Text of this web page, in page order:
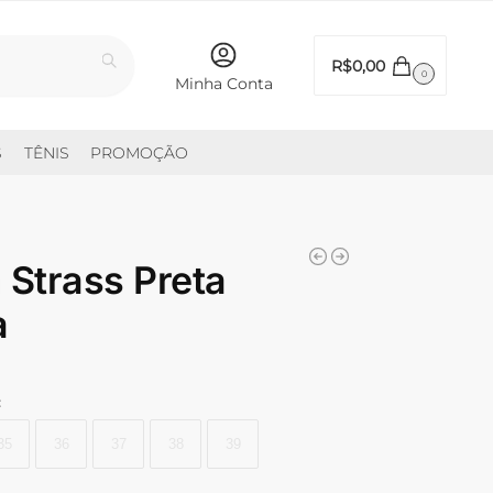
Minha Conta
R$0,00 0
TÊNIS PROMOÇÃO
Strass Preta